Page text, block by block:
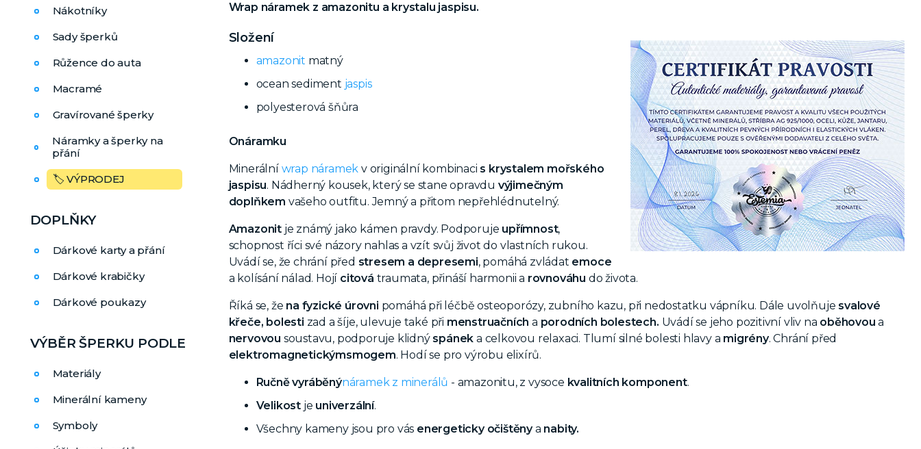
Nákotníky
Sady šperků
Růžence do auta
Macramé
Gravírované šperky
Náramky a šperky na
přání
🏷️ VÝPRODEJ
DOPLŇKY
Dárkové karty a přání
Dárkové krabičky
Dárkové poukazy
VÝBĚR ŠPERKU PODLE
Materiály
Minerální kameny
Symboly
Wrap náramek z amazonitu a krystalu jaspisu.
Složení
amazonit matný
ocean sediment jaspis
polyesterová šňůra
Onáramku
Minerální wrap náramek v originální kombinaci s krystalem mořského
jaspisu. Nádherný kousek, který se stane opravdu výjimečným
doplňkem vašeho outfitu. Jemný a přitom nepřehlédnutelný.
Amazonit je známý jako kámen pravdy. Podporuje upřímnost,
schopnost říci své názory nahlas a vzít svůj život do vlastních rukou.
Uvádí se, že chrání před stresem a depresemi, pomáhá zvládat emoce
a kolísání nálad. Hojí citová traumata, přináší harmonii a rovnováhu do života.
Říká se, že na fyzické úrovni pomáhá při léčbě osteoporózy, zubního kazu, při nedostatku vápníku. Dále uvolňuje svalové
křeče, bolesti zad a šíje, ulevuje také při menstruačnícha porodních bolestech. Uvádí se jeho pozitivní vliv na oběhovou a
nervovou soustavu, podporuje klidný spánek a celkovou relaxaci. Tlumí silné bolesti hlavy a migrény. Chrání před
elektromagnetickýmsmogem. Hodí se pro výrobu elixírů.
Ručně vyráběnýnáramek z minerálů - amazonitu, z vysoce kvalitních komponent.
Velikost je univerzální.
Všechny kameny jsou pro vás energeticky očištěnya nabity.